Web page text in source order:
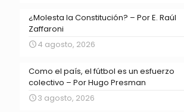
¿Molesta la Constitución? – Por E. Raúl
Zaffaroni
4 agosto, 2026
Como el país, el fútbol es un esfuerzo
colectivo – Por Hugo Presman
3 agosto, 2026